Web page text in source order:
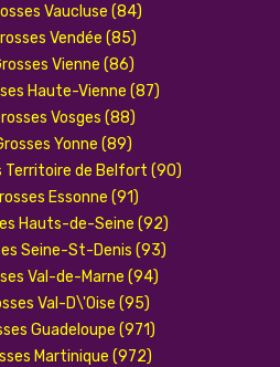
Vaucluse (84)
Vendée (85)
Vienne (86)
Haute-Vienne (87)
Vosges (88)
Yonne (89)
Territoire de Belfort (90)
Essonne (91)
Hauts-de-Seine (92)
Seine-St-Denis (93)
Val-de-Marne (94)
Val-D\'Oise (95)
Guadeloupe (971)
Martinique (972)